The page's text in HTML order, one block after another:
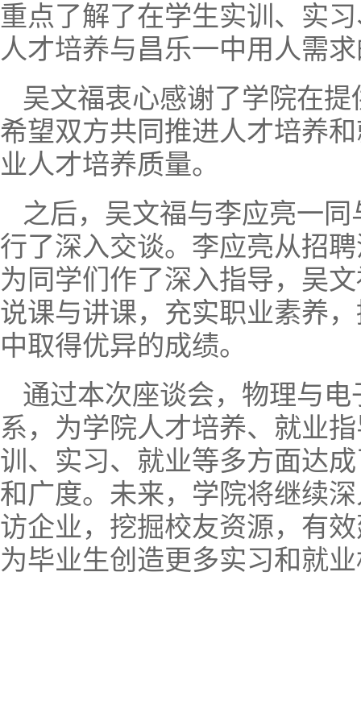
重点了解了在学生实训、实
人才培养与昌乐一中用人需
吴文福衷心感谢了学院在
希望双方共同推进人才培养
业人才培养质量。
之后，吴文福与李应亮一
行了深入交谈。李应亮从招
为同学们作了深入指导，吴
说课与讲课，充实职业素养
中取得优异的成绩。
通过本次座谈会，物理与
系，为学院人才培养、就业
训、实习、就业等多方面达
和广度。未来，学院将继续
访企业，挖掘校友资源，有
为毕业生创造更多实习和就